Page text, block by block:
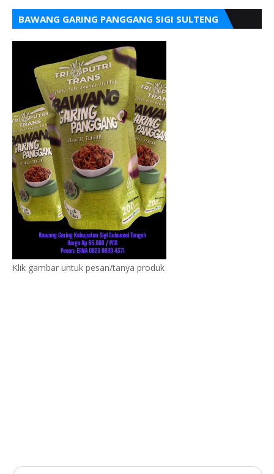
BAWANG GARING PANGGANG SIGI SULTENG
Klik gambar untuk pesan/tanya produk